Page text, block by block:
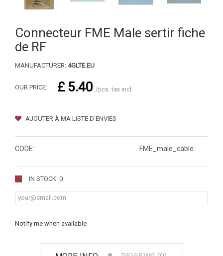
Connecteur FME Male sertir fiche
de RF
MANUFACTURER: 4GLTE.EU
OUR PRICE: £ 5.40 /pcs. tax incl.
AJOUTER À MA LISTE D'ENVIES
CODE: FME_male_cable
IN STOCK: 0
Notify me when available